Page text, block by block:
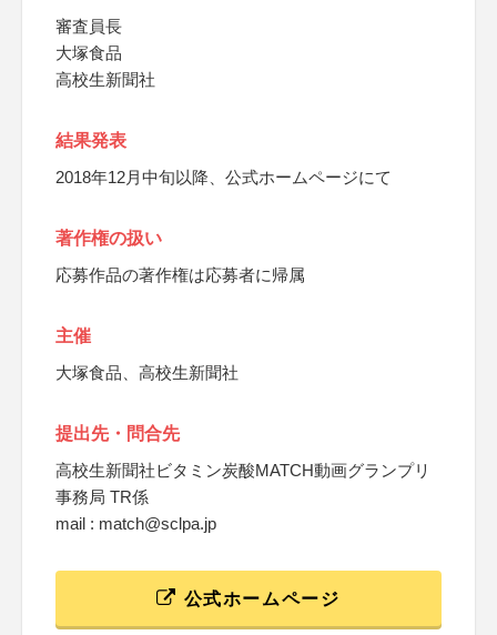
審査員長
大塚食品
高校生新聞社
結果発表
2018年12月中旬以降、公式ホームページにて
著作権の扱い
応募作品の著作権は応募者に帰属
主催
大塚食品、高校生新聞社
提出先・問合先
高校生新聞社ビタミン炭酸MATCH動画グランプリ
事務局 TR係
mail : match@sclpa.jp
公式ホームページ